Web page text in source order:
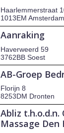
Haarlemmerstraat
1013EM Amsterdam
Aanraking
Haverweerd 59
3762BB Soest
AB-Groep
Florijn 8
8253DM Dronten
Abliz t.h.o.d.n.
Massage Den